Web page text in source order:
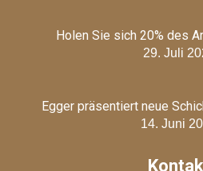
Holen Sie sich 20% des
29. Juli
Egger präsentiert neue
14. Juni